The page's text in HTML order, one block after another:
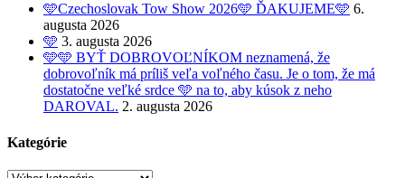
🩵Czechoslovak Tow Show 2026🩵 ĎAKUJEME🩵 6.
augusta 2026
🩵 3. augusta 2026
🩵🩵 BYŤ DOBROVOĽNÍKOM neznamená, že
dobrovoľník má príliš veľa voľného času. Je o tom, že má
dostatočne veľké srdce 🩵 na to, aby kúsok z neho
DAROVAL. 2. augusta 2026
Kategórie